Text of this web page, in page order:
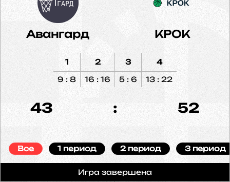
Авангард КРОК
1
9 : 8
2
16 : 16
3
5 : 6
4
13 : 22
43 : 52
Все 1 период 2 период 3 период
Игра завершена